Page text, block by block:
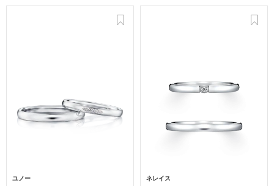
ユノー
ネレイス